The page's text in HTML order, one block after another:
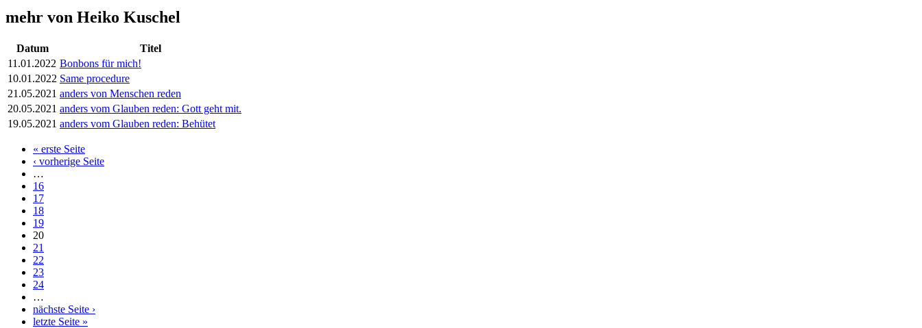
mehr von Heiko Kuschel
Datum
Titel
11.01.2022 Bonbons für mich!
10.01.2022 Same procedure
21.05.2021 anders von Menschen reden
20.05.2021 anders vom Glauben reden: Gott geht mit.
19.05.2021 anders vom Glauben reden: Behütet
Seiten« erste Seite
‹ vorherige Seite
…
16
17
18
19
20
21
22
23
24
…
nächste Seite ›
letzte Seite »